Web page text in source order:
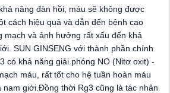
năng đàn hồi, máu sẽ không được
cách hiệu quả và dẫn đến bệnh cao
mạch và ảnh hưởng rất xấu đến khả
SUN GINSENG với thành phần chính
có khả năng giải phóng NO (Nitơ oxit) -
máu, rất tốt cho hệ tuần hoàn máu
nam giới.Đồng thời Rg3 cũng là tác nhân